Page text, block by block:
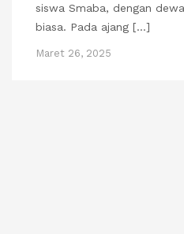
siswa Smaba, dengan
biasa. Pada ajang […]
Maret 26, 2025